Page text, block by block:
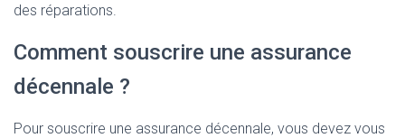
des réparations.
Comment souscrire une assurance
décennale ?
Pour souscrire une assurance décennale, vous devez vous